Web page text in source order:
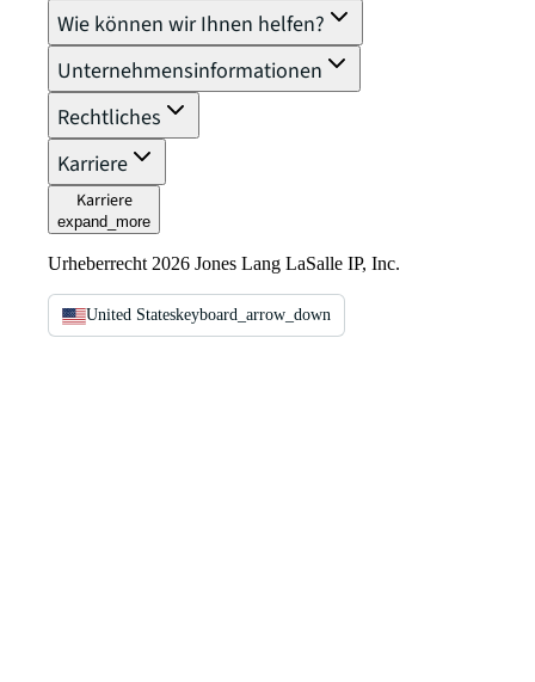
Wie können wir Ihnen helfen?
Unternehmensinformationen
Rechtliches
Karriere
Karriere
expand_more
Urheberrecht 2026 Jones Lang LaSalle IP, Inc.
United Stateskeyboard_arrow_down